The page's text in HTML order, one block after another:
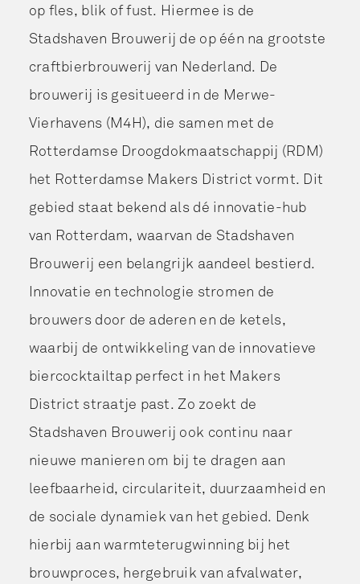
op fles, blik of fust. Hiermee is de
Stadshaven Brouwerij de op één na grootste
craftbierbrouwerij van Nederland. De
brouwerij is gesitueerd in de Merwe-
Vierhavens (M4H), die samen met de
Rotterdamse Droogdokmaatschappij (RDM)
het Rotterdamse Makers District vormt. Dit
gebied staat bekend als dé innovatie-hub
van Rotterdam, waarvan de Stadshaven
Brouwerij een belangrijk aandeel bestierd.
Innovatie en technologie stromen de
brouwers door de aderen en de ketels,
waarbij de ontwikkeling van de innovatieve
biercocktailtap perfect in het Makers
District straatje past. Zo zoekt de
Stadshaven Brouwerij ook continu naar
nieuwe manieren om bij te dragen aan
leefbaarheid, circulariteit, duurzaamheid en
de sociale dynamiek van het gebied. Denk
hierbij aan warmteterugwinning bij het
brouwproces, hergebruik van afvalwater,